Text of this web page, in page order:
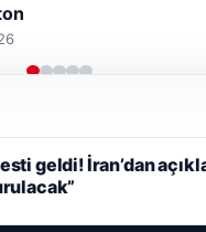
geldi! İran’dan